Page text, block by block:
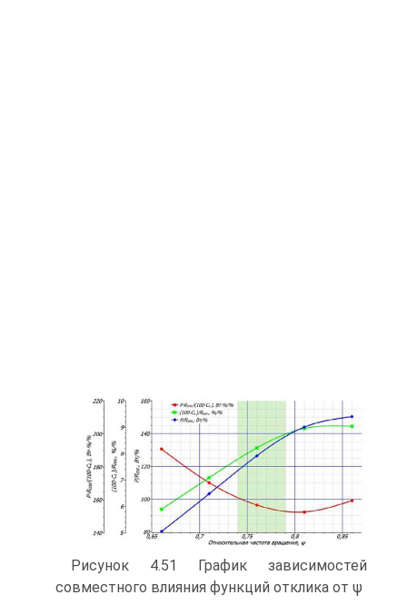
Рисунок 4.51 График зависимостей
совместного влияния функций отклика от ψ